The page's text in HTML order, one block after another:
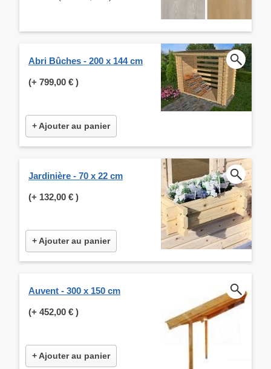
Abri Bûches - 200 x 144 cm
(+ 799,00 € )
+ Ajouter au panier
Jardinière - 70 x 22 cm
(+ 132,00 € )
+ Ajouter au panier
Auvent - 300 x 150 cm
(+ 452,00 € )
+ Ajouter au panier